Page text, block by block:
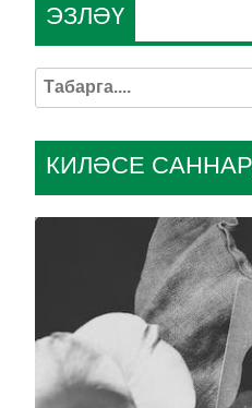
КИЛӘСЕ
ЭЗЛӘҮ